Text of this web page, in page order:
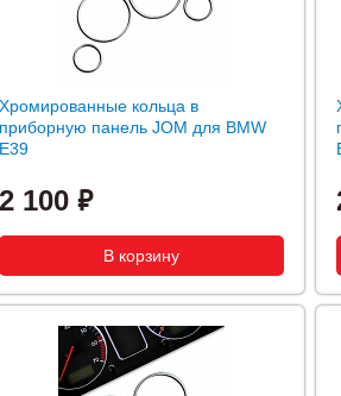
Хромированные кольца в
приборную панель JOM для BMW
E39
2 100